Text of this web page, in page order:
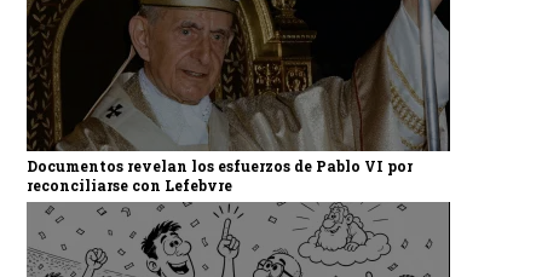
Documentos revelan los esfuerzos de Pablo VI por
reconciliarse con Lefebvre